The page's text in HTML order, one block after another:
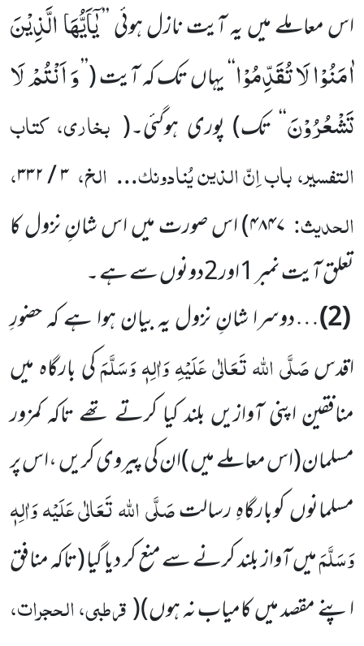
اس معاملے میں یہ آیت نازل ہوئی ’’یٰۤاَیُّهَا الَّذِیْنَ
اٰمَنُوْا لَا تُقَدِّمُوْا‘‘ یہاں تک کہ آیت(’’وَ اَنْتُمْ لَا
تَشْعُرُوْنَ‘‘ تک) پوری ہوگئی۔( بخاری، کتاب
التفسیر، باب اِنّ الذین یُنادونک... الخ، ۳ / ۳۳۲
،
الحدیث: ۴۸۴۷)اس صورت میں اس شانِ نزول کا
تعلق آیت نمبر 1اور2دونوں سے ہے ۔
(2) … دوسرا شانِ نزول یہ بیان ہوا ہے کہ حضورِ
اقدسصَلَّی اللہ تَعَالٰی عَلَیْہِ وَاٰلِہٖ وَسَلَّمَکی بارگاہ میں
منافقین اپنی آوازیں بلند کیا کرتے تھے تاکہ کمزور
مسلمان(اس معاملے میں )ان کی پیروی کریں ،اس پر
مسلمانوں کوبارگاہِ رسالتصَلَّی اللہ تَعَالٰیعَلَیْہ وَاٰلِہٖ
وَسَلَّمَمیں آواز بلند کرنے سے منع کر دیا گیا(تاکہ منافق
اپنے مقصد میں کامیاب نہ ہوں)(قرطبی، الحجرات،